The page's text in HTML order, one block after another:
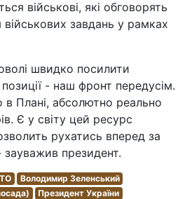
військові, які обговорять
завдань у рамках
швидко посилити
позиції - наш фронт передусім.
в Плані, абсолютно реально
Є у світу цей ресурс
рухатись вперед за
президент.
Володимир Зеленський
Президент України